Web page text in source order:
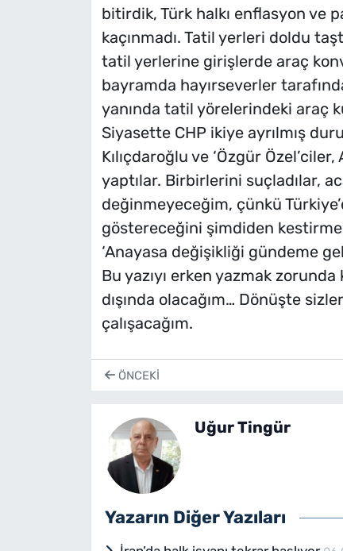
bitirdik, Türk halkı enflasyon ve
kaçınmadı. Tatil yerleri doldu
tatil yerlerine girişlerde araç
bayramda hayırseverler
yanında tatil yörelerindeki araç
Siyasette CHP ikiye ayrılmış
Kılıçdaroğlu ve ‘Özgür
yaptılar. Birbirlerini suçladılar,
değinmeyeceğim, çünkü
göstereceğini şimdiden
‘Anayasa değişikliği gündeme
Bu yazıyı erken yazmak
dışında olacağım… Dönüşte
çalışacağım.
ÖNCEKI
Uğur Tingür
Yazarın Diğer Yazıları